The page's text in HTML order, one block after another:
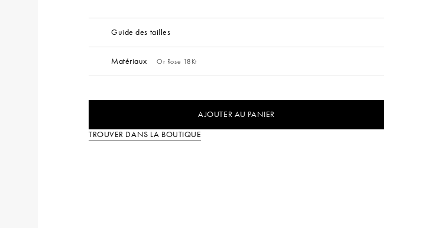
Guide des tailles
Matériaux Or Rose 18Kt
AJOUTER AU PANIER
TROUVER DANS LA BOUTIQUE